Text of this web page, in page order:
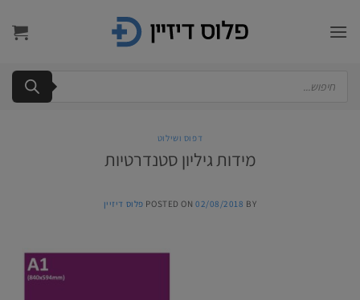
search
דפוס ושילוט
מידות גיליון סטנדרטיות
POSTED ON02/08/2018 BY פלוס דיזיין